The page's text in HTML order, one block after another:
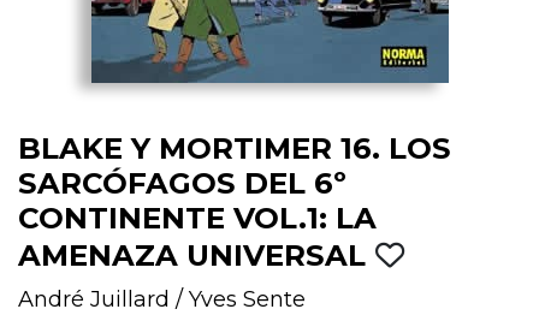
BLAKE Y MORTIMER 16. LOS
SARCÓFAGOS DEL 6º
CONTINENTE VOL.1: LA
AMENAZA UNIVERSAL
André Juillard / Yves Sente